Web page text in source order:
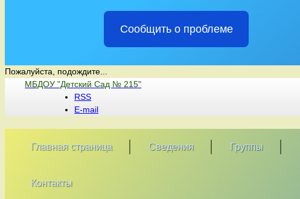
Сообщить о проблеме
Пожалуйста, подождите...
ПерейтиМБДОУ "Детский Сад № 215"
RSS
E-mail
Главная страница Сведения Группы
Контакты